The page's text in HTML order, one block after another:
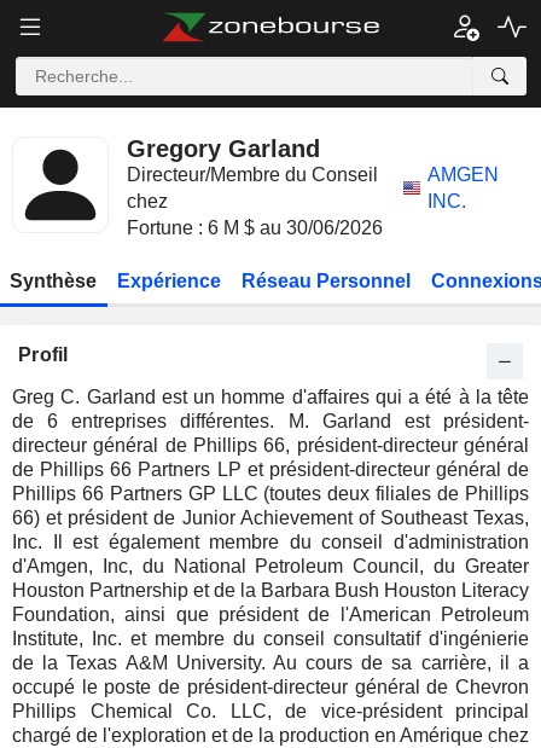
Gregory Garland
Directeur/Membre du Conseil
chez
AMGEN
INC.
Fortune : 6 M $ au 30/06/2026
Synthèse Expérience Réseau Personnel
Profil
Greg C. Garland est un homme d'affaires qui a été à la tête
de 6 entreprises différentes. M. Garland est président-
directeur général de Phillips 66, président-directeur général
de Phillips 66 Partners LP et président-directeur général de
Phillips 66 Partners GP LLC (toutes deux filiales de Phillips
66) et président de Junior Achievement of Southeast Texas,
Inc. Il est également membre du conseil d'administration
d'Amgen, Inc, du National Petroleum Council, du Greater
Houston Partnership et de la Barbara Bush Houston Literacy
Foundation, ainsi que président de l'American Petroleum
Institute, Inc. et membre du conseil consultatif d'ingénierie
de la Texas A&M University. Au cours de sa carrière, il a
occupé le poste de président-directeur général de Chevron
Phillips Chemical Co. LLC, de vice-président principal
chargé de l'exploration et de la production en Amérique chez